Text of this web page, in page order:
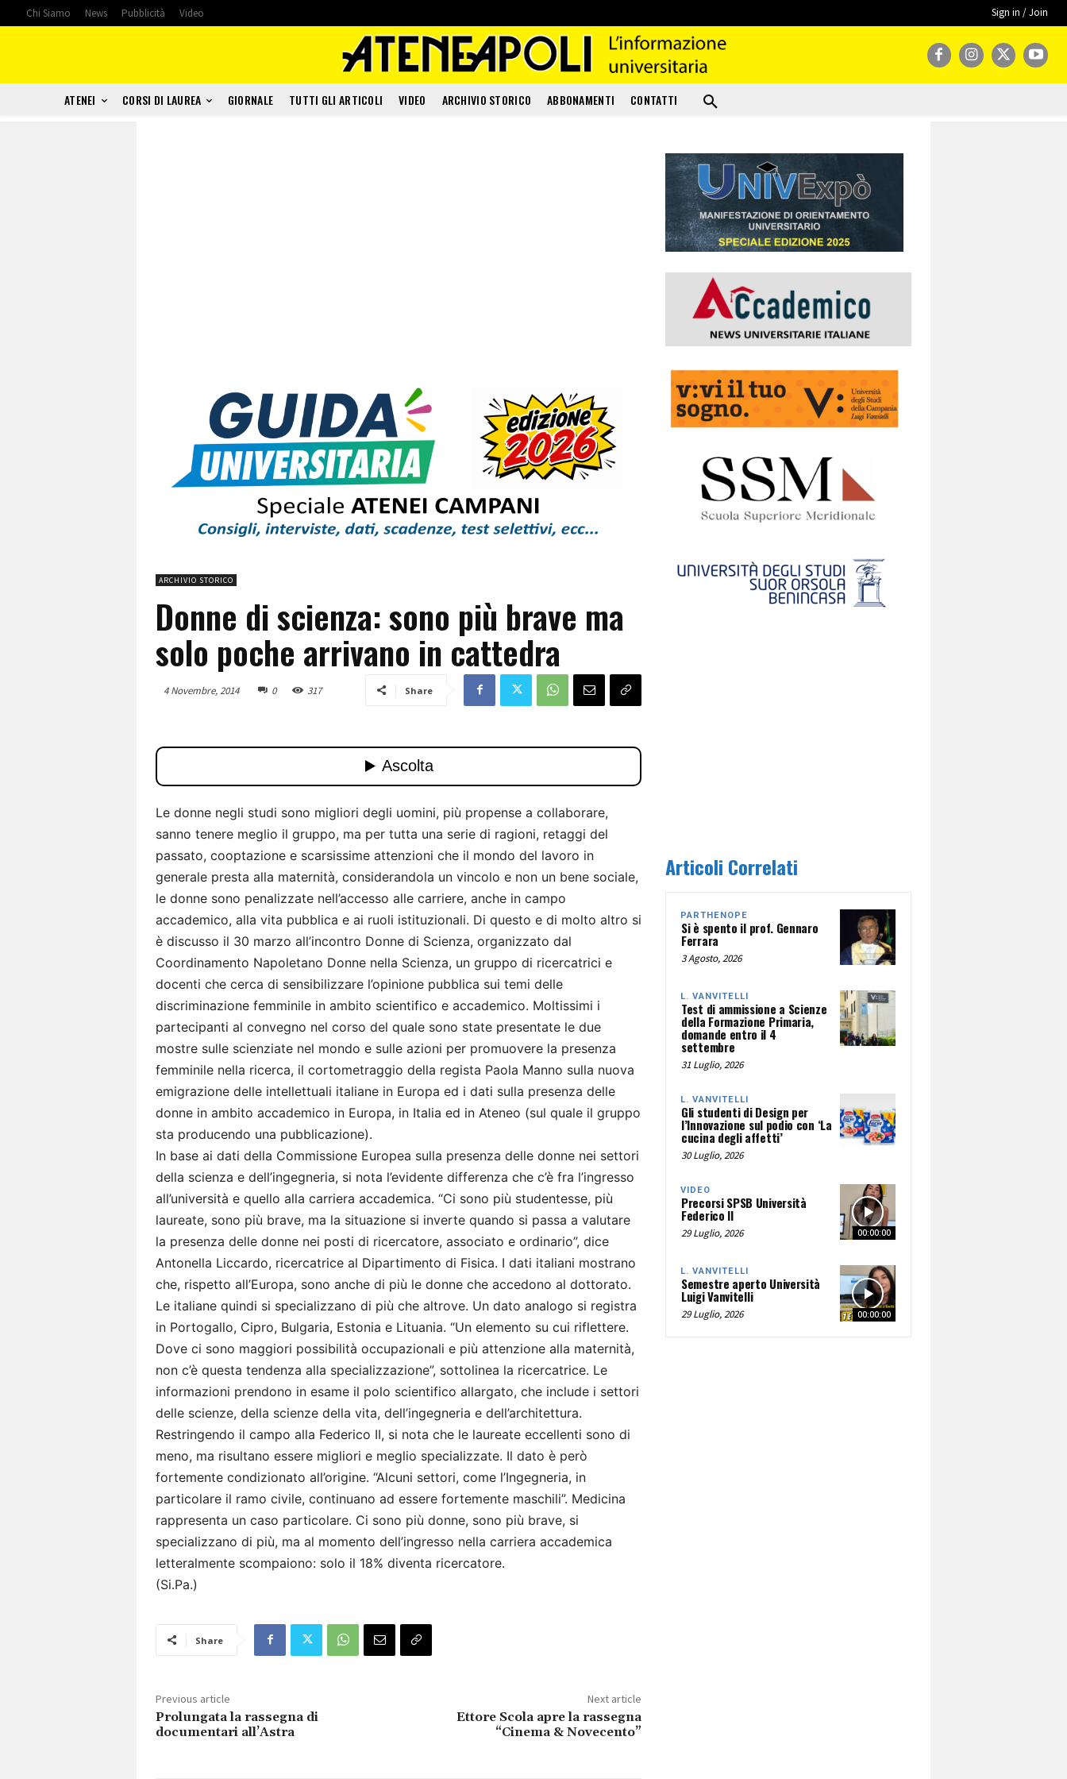
Chi Siamo News Pubblicità Video Sign in / Join
ATENEI CORSI DI LAUREA GIORNALE TUTTI GLI ARTICOLI VIDEO ARCHIVIO STORICO ABBONAMENTI CONTATTI
ARCHIVIO STORICO
Donne di scienza: sono più brave ma
solo poche arrivano in cattedra
4 Novembre, 2014 0 317 Share
Le donne negli studi sono migliori degli uomini, più propense a collaborare,
sanno tenere meglio il gruppo, ma per tutta una serie di ragioni, retaggi del
passato, cooptazione e scarsissime attenzioni che il mondo del lavoro in
generale presta alla maternità, considerandola un vincolo e non un bene sociale,
le donne sono penalizzate nell’accesso alle carriere, anche in campo
accademico, alla vita pubblica e ai ruoli istituzionali. Di questo e di molto altro si
è discusso il 30 marzo all’incontro Donne di Scienza, organizzato dal
Coordinamento Napoletano Donne nella Scienza, un gruppo di ricercatrici e
docenti che cerca di sensibilizzare l’opinione pubblica sui temi delle
discriminazione femminile in ambito scientifico e accademico. Moltissimi i
partecipanti al convegno nel corso del quale sono state presentate le due
mostre sulle scienziate nel mondo e sulle azioni per promuovere la presenza
femminile nella ricerca, il cortometraggio della regista Paola Manno sulla nuova
emigrazione delle intellettuali italiane in Europa ed i dati sulla presenza delle
donne in ambito accademico in Europa, in Italia ed in Ateneo (sul quale il gruppo
sta producendo una pubblicazione).
In base ai dati della Commissione Europea sulla presenza delle donne nei settori
della scienza e dell’ingegneria, si nota l’evidente differenza che c’è fra l’ingresso
all’università e quello alla carriera accademica. “Ci sono più studentesse, più
laureate, sono più brave, ma la situazione si inverte quando si passa a valutare
la presenza delle donne nei posti di ricercatore, associato e ordinario”, dice
Antonella Liccardo, ricercatrice al Dipartimento di Fisica. I dati italiani mostrano
che, rispetto all’Europa, sono anche di più le donne che accedono al dottorato.
Le italiane quindi si specializzano di più che altrove. Un dato analogo si registra
in Portogallo, Cipro, Bulgaria, Estonia e Lituania. “Un elemento su cui riflettere.
Dove ci sono maggiori possibilità occupazionali e più attenzione alla maternità,
non c’è questa tendenza alla specializzazione”, sottolinea la ricercatrice. Le
informazioni prendono in esame il polo scientifico allargato, che include i settori
delle scienze, della scienze della vita, dell’ingegneria e dell’architettura.
Restringendo il campo alla Federico II, si nota che le laureate eccellenti sono di
meno, ma risultano essere migliori e meglio specializzate. Il dato è però
fortemente condizionato all’origine. “Alcuni settori, come l’Ingegneria, in
particolare il ramo civile, continuano ad essere fortemente maschili”. Medicina
rappresenta un caso particolare. Ci sono più donne, sono più brave, si
specializzano di più, ma al momento dell’ingresso nella carriera accademica
letteralmente scompaiono: solo il 18% diventa ricercatore.
(Si.Pa.)
Share
Previous article
Prolungata la rassegna di
documentari all’Astra
Next article
Ettore Scola apre la rassegna
“Cinema & Novecento”
Articoli Correlati
PARTHENOPE
Si è spento il prof. Gennaro
Ferrara
3 Agosto, 2026
L. VANVITELLI
Test di ammissione a Scienze
della Formazione Primaria,
domande entro il 4
settembre
31 Luglio, 2026
L. VANVITELLI
Gli studenti di Design per
l’Innovazione sul podio con ‘La
cucina degli affetti’
30 Luglio, 2026
00:00:00
VIDEO
Precorsi SPSB Università
Federico II
29 Luglio, 2026
00:00:00
L. VANVITELLI
Semestre aperto Università
Luigi Vanvitelli
29 Luglio, 2026